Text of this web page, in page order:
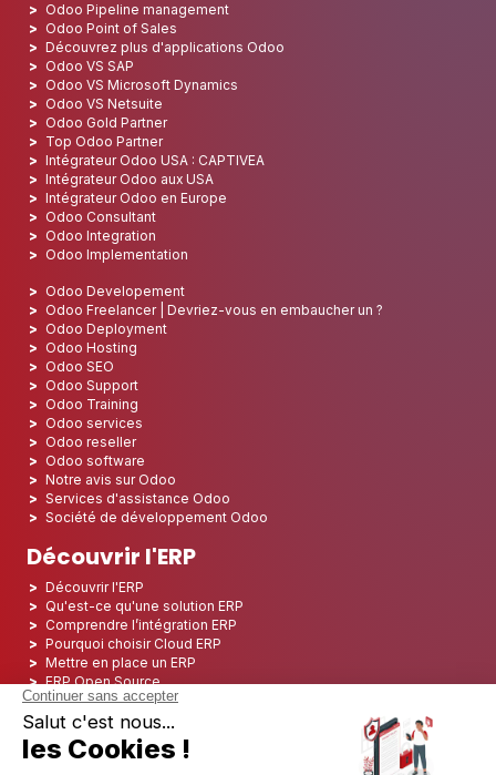
Odoo Pipeline management
Odoo Point of Sales
Découvrez plus d'applications Odoo
Odoo VS SAP
Odoo VS Microsoft Dynamics
Odoo VS Netsuite
Odoo Gold Partner
Top Odoo Partner
Intégrateur Odoo USA : CAPTIVEA
Intégrateur Odoo aux USA
Intégrateur Odoo en Europe
Odoo Consultant
Odoo Integration
Odoo Implementation
Odoo Developement
Odoo Freelancer | Devriez-vous en embaucher un ?
Odoo Deployment
Odoo Hosting
Odoo SEO
Odoo Support
Odoo Training
Odoo services
Odoo reseller
Odoo software
Notre avis sur Odoo
Services d'assistance Odoo
Société de développement Odoo
Découvrir l'ERP
Découvrir l'ERP
Qu'est-ce qu'une solution ERP
Comprendre l’intégration ERP
Pourquoi choisir Cloud ERP
Mettre en place un ERP
ERP Open Source
Logiciel ERP Open Source
Top 5 des ERP Open Source
ERP Deployment